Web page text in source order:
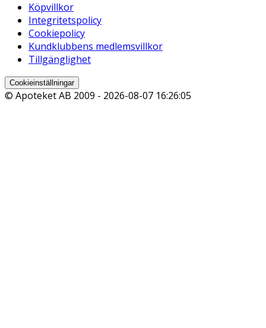
Köpvillkor
Integritetspolicy
Cookiepolicy
Kundklubbens medlemsvillkor
Tillgänglighet
Cookieinställningar
© Apoteket AB 2009 - 2026-08-07 16:26:05